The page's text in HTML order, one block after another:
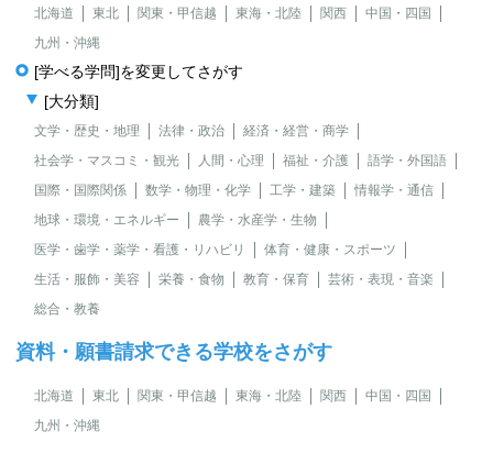
北海道 東北 関東・甲信越 東海・北陸 関西
中国・四国
九州・沖縄
[学べる学問]を変更してさがす
[大分類]
文学・歴史・地理 法律・政治
経済・経営・商学
社会学・マスコミ・観光
人間・心理 福祉・介護
語学・外国語
国際・国際関係
数学・物理・化学 工学・建築
情報学・通信
地球・環境・エネルギー
農学・水産学・生物
医学・歯学・薬学・看護・リハビリ
体育・健康・スポーツ
生活・服飾・美容
栄養・食物 教育・保育
芸術・表現・音楽
総合・教養
資料・願書請求できる学校をさがす
北海道 東北 関東・甲信越 東海・北陸 関西
中国・四国
九州・沖縄